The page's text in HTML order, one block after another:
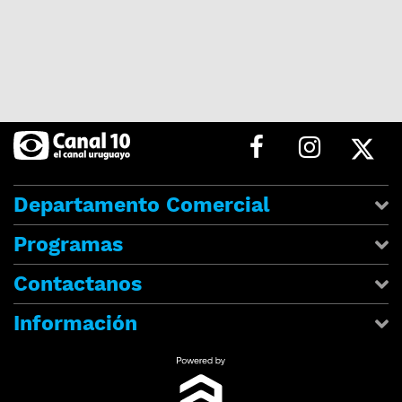
Departamento Comercial
Programas
Contactanos
Información